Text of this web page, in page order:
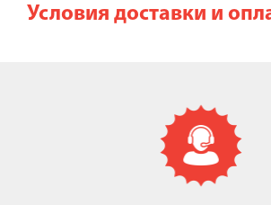
Условия доставки и